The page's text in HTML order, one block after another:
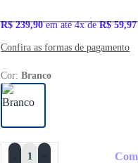
R$ 239,90em até 4x deR$ 59,97
Confira as formas de pagamento
Cor:Branco